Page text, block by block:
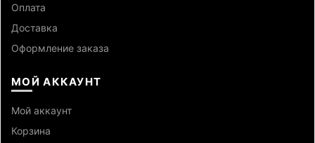
Оплата
Доставка
Оформление заказа
МОЙ АККАУНТ
Мой аккаунт
Корзина